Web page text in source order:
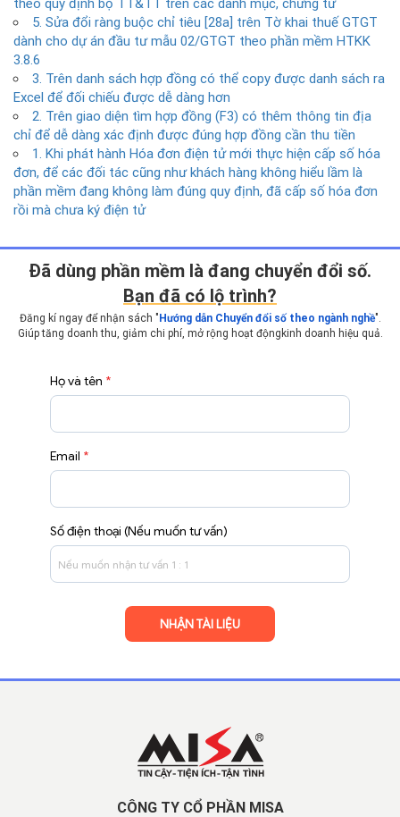
theo quy định bộ TT&TT trên các danh mục, chứng từ
5. Sửa đổi ràng buộc chỉ tiêu [28a] trên Tờ khai thuế GTGT
dành cho dự án đầu tư mẫu 02/GTGT theo phần mềm HTKK
3.8.6
3. Trên danh sách hợp đồng có thể copy được danh sách ra
Excel để đối chiếu được dễ dàng hơn
2. Trên giao diện tìm hợp đồng (F3) có thêm thông tin địa
chỉ để dễ dàng xác định được đúng hợp đồng cần thu tiền
1. Khi phát hành Hóa đơn điện tử mới thực hiện cấp số hóa
đơn, để các đối tác cũng như khách hàng không hiểu lầm là
phần mềm đang không làm đúng quy định, đã cấp số hóa đơn
rồi mà chưa ký điện tử
Ðã dùng phần mềm là đang chuyển đổi số.
Bạn đã có lộ trình?
Đăng kí ngay để nhận sách " Hướng dẫn Chuyển đổi số theo ngành nghề".
Giúp tăng doanh thu, giảm chi phí, mở rộng hoạt động kinh doanh hiệu quả.
Họ và tên *
Email *
Số điện thoại (Nếu muốn tư vấn)
CÔNG TY CỔ PHẦN MISA